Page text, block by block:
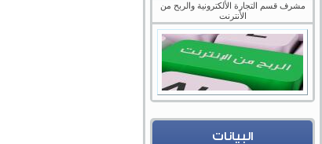
مشرف قسم التجارة الألكترونية والربح من
الأنترنت
البيانات